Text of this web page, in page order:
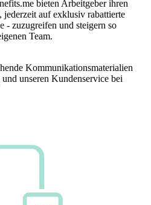
bieten Arbeitgeber ihren
auf exklusiv rabattierte
- zuzugreifen und steigern so
Team.
Kommunikationsmaterialien
unseren Kundenservice bei